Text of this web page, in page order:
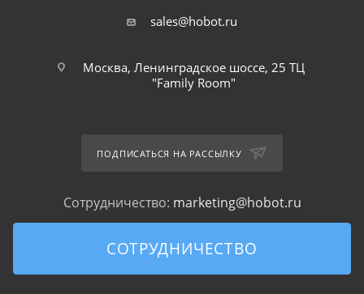
sales@hobot.ru
Москва, Ленинградское шоссе, 25 ТЦ
"Family Room"
ПОДПИСАТЬСЯ НА РАССЫЛКУ
Сотрудничество: marketing@hobot.ru
СОТРУДНИЧЕСТВО